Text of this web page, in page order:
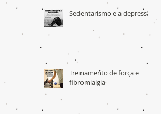
Sedentarismo e a depressão
Treinamento de força e
fibromialgia